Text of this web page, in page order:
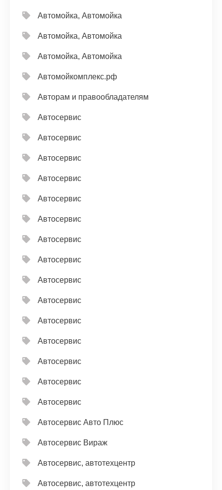
Автомойка, Автомойка
Автомойка, Автомойка
Автомойка, Автомойка
Автомойкомплекс.рф
Авторам и правообладателям
Автосервис
Автосервис
Автосервис
Автосервис
Автосервис
Автосервис
Автосервис
Автосервис
Автосервис
Автосервис
Автосервис
Автосервис
Автосервис
Автосервис
Автосервис
Автосервис Авто Плюс
Автосервис Вираж
Автосервис, автотехцентр
Автосервис, автотехцентр